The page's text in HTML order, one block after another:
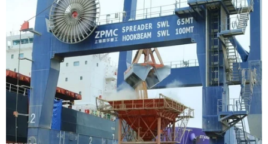
Người dân khám bảo hiểm y tế chờ cấp phát thuốc. (Ảnh:
TTXVN phát)
Bộ Y tế lý giải nguyên nhân là do tình hình dịch